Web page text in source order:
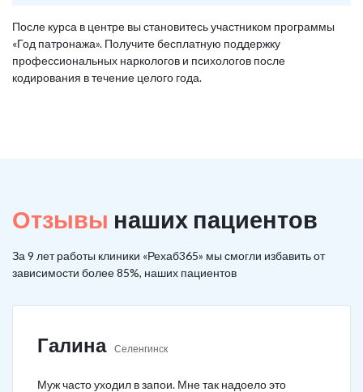
После курса в центре вы становитесь участником программы
«Год патронажа». Получите бесплатную поддержку
профессиональных наркологов и психологов после
кодирования в течение целого года.
Отзывы наших пациентов
За 9 лет работы клиники «Рехаб365» мы смогли избавить от
зависимости более 85%, наших пациентов
Галина Селенгинск
Муж часто уходил в запои. Мне так надоело это